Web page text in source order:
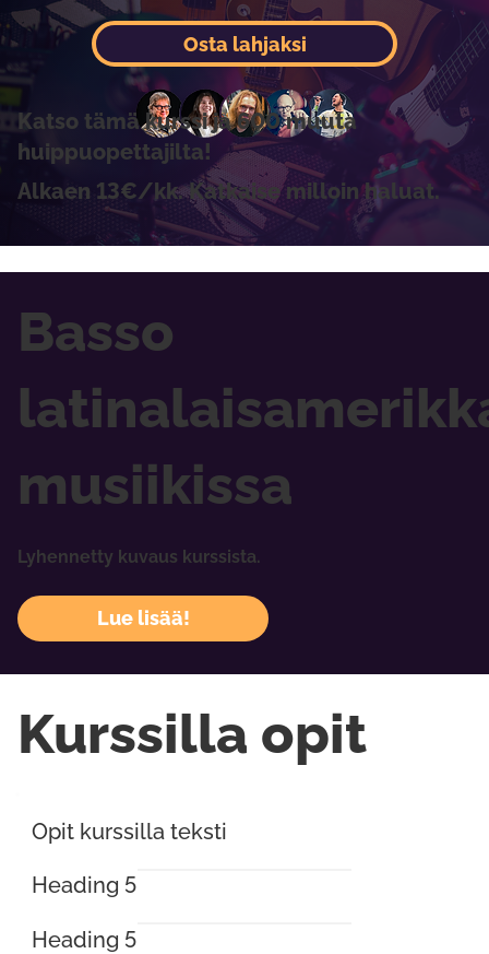
Katso tämä kurssi ja 600 muuta
huippuopettajilta!
Alkaen 13€/kk. Katkaise milloin haluat.
Osta lahjaksi
Basso
musiikissa
Lyhennetty kuvaus kurssista.
Lue lisää!
Kurssilla opit
Opit kurssilla teksti
Heading 5
Heading 5